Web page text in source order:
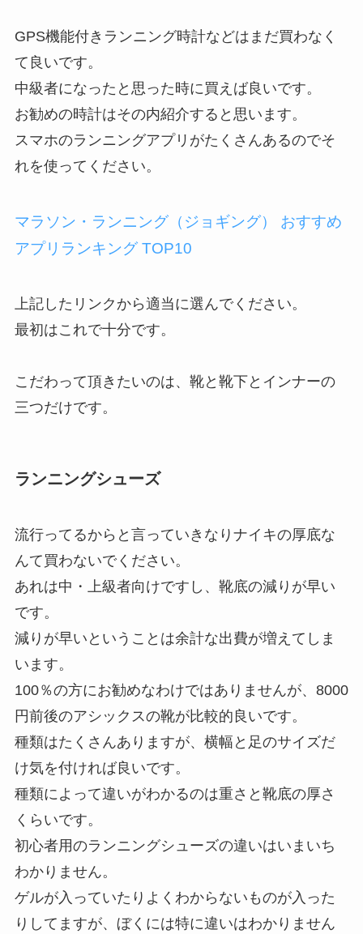
GPS機能付きランニング時計などはまだ買わなく
て良いです。
中級者になったと思った時に買えば良いです。
お勧めの時計はその内紹介すると思います。
スマホのランニングアプリがたくさんあるのでそ
れを使ってください。
マラソン・ランニング（ジョギング） おすすめ
アプリランキング TOP10
上記したリンクから適当に選んでください。
最初はこれで十分です。
こだわって頂きたいのは、靴と靴下とインナーの
三つだけです。
ランニングシューズ
流行ってるからと言っていきなりナイキの厚底な
んて買わないでください。
あれは中・上級者向けですし、靴底の減りが早い
です。
減りが早いということは余計な出費が増えてしま
います。
100％の方にお勧めなわけではありませんが、8000
円前後のアシックスの靴が比較的良いです。
種類はたくさんありますが、横幅と足のサイズだ
け気を付ければ良いです。
種類によって違いがわかるのは重さと靴底の厚さ
くらいです。
初心者用のランニングシューズの違いはいまいち
わかりません。
ゲルが入っていたりよくわからないものが入った
りしてますが、ぼくには特に違いはわかりません